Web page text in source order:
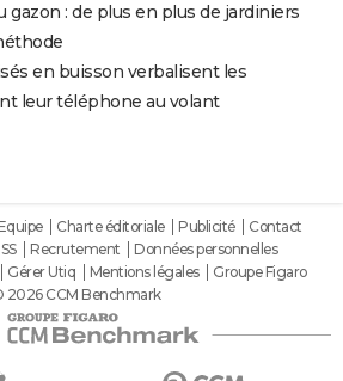
gazon : de plus en plus de jardiniers
en buisson verbalisent les
leur téléphone au volant
Equipe Charte éditoriale Publicité
Contact
Recrutement
Données personnelles
Gérer Utiq Mentions légales
Groupe Figaro
2026 CCM Benchmark